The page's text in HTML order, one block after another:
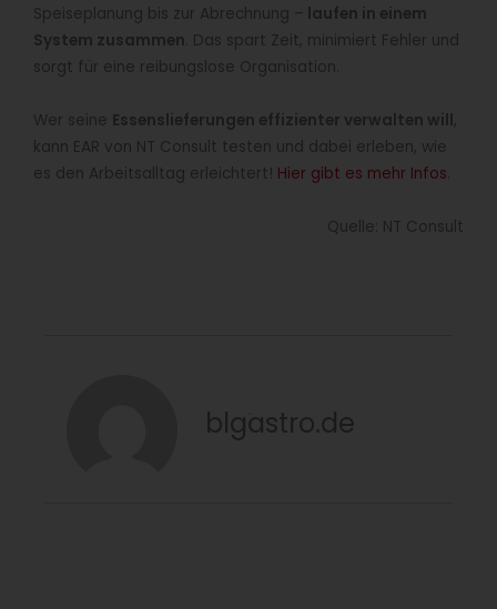
Speiseplanung bis zur Abrechnung – laufen in einem
System zusammen . Das spart Zeit, minimiert Fehler und
sorgt für eine reibungslose Organisation.
Wer seine Essenslieferungen effizienter verwalten will,
kann EAR von NT Consult testen und dabei erleben, wie
es den Arbeitsalltag erleichtert! Hier gibt es mehr Infos
Quelle: NT Consult
blgastro.de